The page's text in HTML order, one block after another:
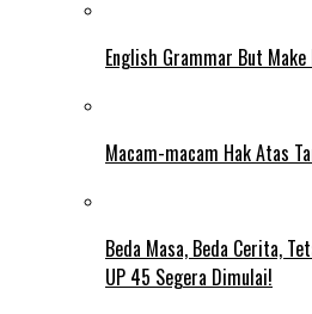
English Grammar But
Macam-macam Hak Atas
Beda Masa, Beda Cerita,
UP 45 Segera Dimulai!